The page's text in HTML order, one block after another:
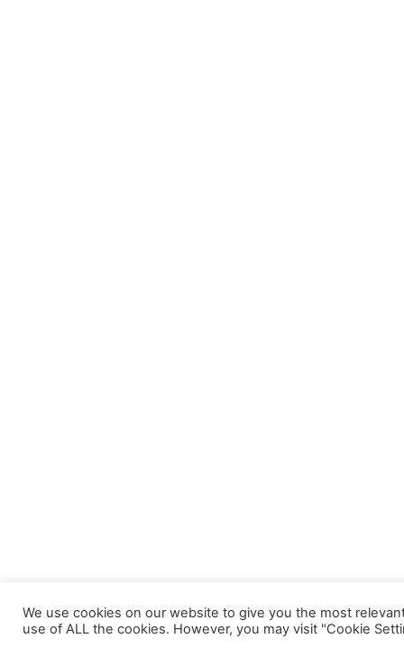
We use cookies on our website to give you the most
use of ALL the cookies. However, you may visit "Cookie